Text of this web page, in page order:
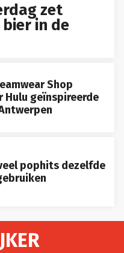
zet
in de
Shop
Hulu geïnspireerde
pophits dezelfde